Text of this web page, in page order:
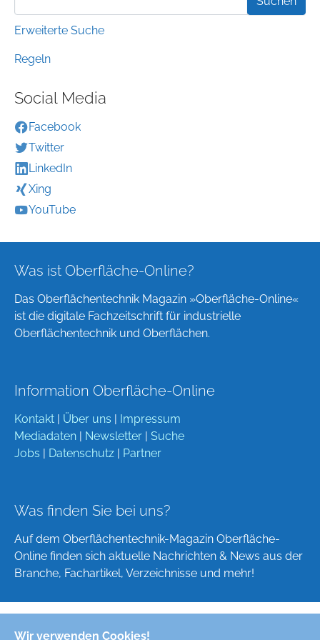
Wir verwenden Cookies!
Erweiterte Suche
Regeln
Social Media
Facebook
Twitter
LinkedIn
Xing
YouTube
Was ist Oberfläche-Online?
Das Oberflächentechnik Magazin »Oberfläche-Online«
ist die digitale Fachzeitschrift für industrielle
Oberflächentechnik und Oberflächen.
Information Oberfläche-Online
Kontakt Über uns
Impressum
Mediadaten
Newsletter
Suche
Jobs
Datenschutz Partner
Was finden Sie bei uns?
Auf dem Oberflächentechnik-Magazin Oberfläche-
Online finden sich aktuelle Nachrichten & News aus der
Branche, Fachartikel, Verzeichnisse und mehr!